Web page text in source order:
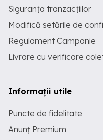
Siguranța tranzacțiilor
Modifică setările de
Regulament Campanie
Livrare cu verificare
Informații utile
Puncte de fidelitate
Anunț Premium